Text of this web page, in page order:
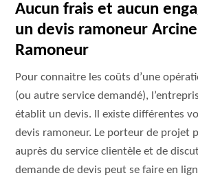
Aucun frais et aucun
un devis ramoneur Arcine
Ramoneur
Pour connaitre les coûts d’une
(ou autre service demandé),
établit un devis. Il existe différentes
devis ramoneur. Le porteur de projet
auprès du service clientèle et de
demande de devis peut se faire en